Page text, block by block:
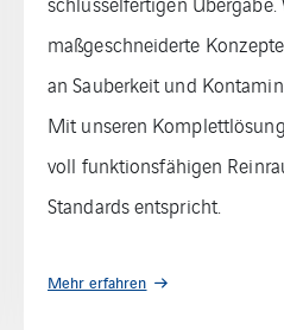
eine einfache
eine stabile und
strengen
wird.